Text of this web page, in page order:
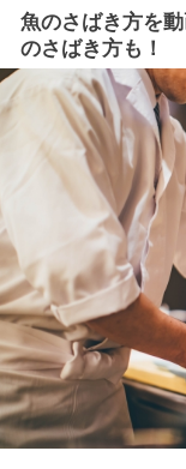
魚のさばき方を
のさばき方も！